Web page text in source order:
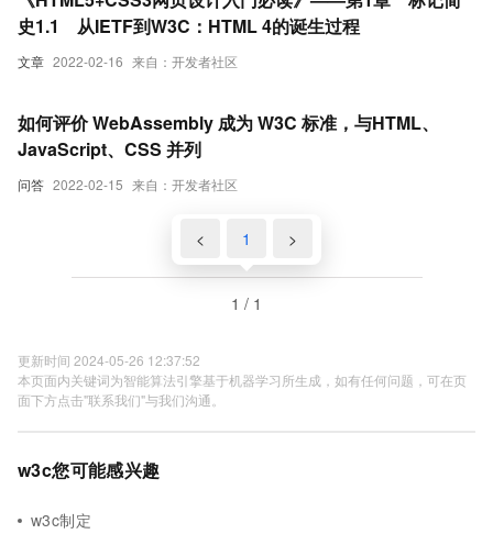
文章 2022-02-16 来自：开发者社区
史1.1 从IETF到W3C：HTML 4的诞生过程
问答 2022-02-15 来自：开发者社区
如何评价 WebAssembly 成为 W3C 标准，与HTML、
JavaScript、CSS 并列
< 1 >
1 / 1
更新时间 2024-05-26 12:37:52
本页面内关键词为智能算法引擎基于机器学习所生成，如有任何问题，可在页
面下方点击"联系我们"与我们沟通。
w3c您可能感兴趣
w3c制定